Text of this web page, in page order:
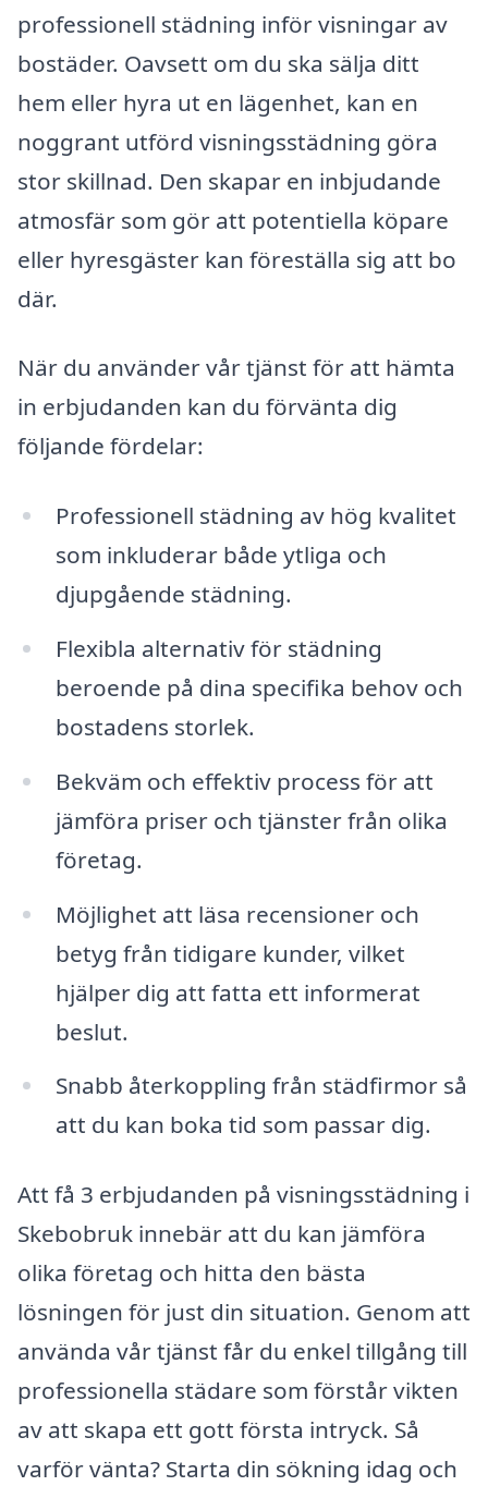
professionell städning inför visningar av
bostäder. Oavsett om du ska sälja ditt
hem eller hyra ut en lägenhet, kan en
noggrant utförd visningsstädning göra
stor skillnad. Den skapar en inbjudande
atmosfär som gör att potentiella köpare
eller hyresgäster kan föreställa sig att bo
där.
När du använder vår tjänst för att hämta
in erbjudanden kan du förvänta dig
följande fördelar:
Professionell städning av hög kvalitet
som inkluderar både ytliga och
djupgående städning.
Flexibla alternativ för städning
beroende på dina specifika behov och
bostadens storlek.
Bekväm och effektiv process för att
jämföra priser och tjänster från olika
företag.
Möjlighet att läsa recensioner och
betyg från tidigare kunder, vilket
hjälper dig att fatta ett informerat
beslut.
Snabb återkoppling från städfirmor så
att du kan boka tid som passar dig.
Att få 3 erbjudanden på visningsstädning i
Skebobruk innebär att du kan jämföra
olika företag och hitta den bästa
lösningen för just din situation. Genom att
använda vår tjänst får du enkel tillgång till
professionella städare som förstår vikten
av att skapa ett gott första intryck. Så
varför vänta? Starta din sökning idag och